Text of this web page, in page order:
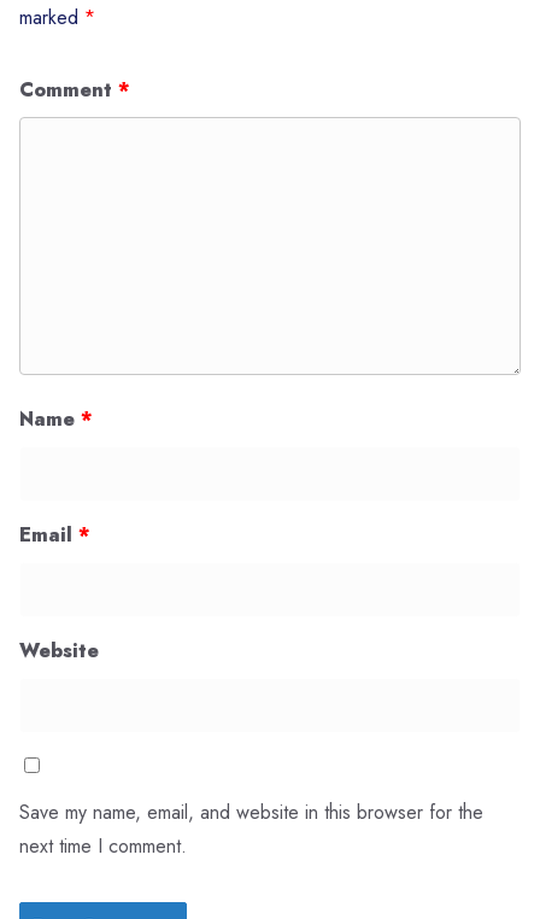
marked *
Comment *
Name *
Email *
Website
Save my name, email, and website in this browser for the
next time I comment.